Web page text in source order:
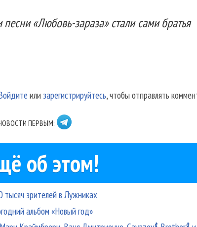
«Любовь-зараза» стали сами братья
или зарегистрируйтесь, чтобы отправлять
ПЕРВЫМ:
об этом!
тысяч зрителей в Лужниках
альбом «Новый год»